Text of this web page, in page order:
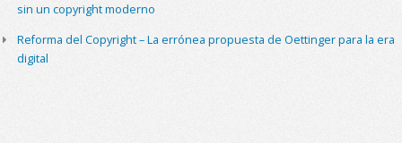
sin un copyright moderno
Reforma del Copyright – La errónea propuesta de Oettinger para la era
digital